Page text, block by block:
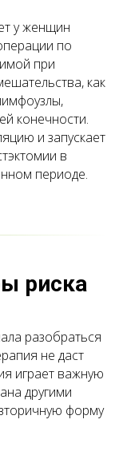
у женщин
по
при
как
конечности.
и запускает
в
периоде.
риска
разобраться
не даст
играет важную
другими
форму